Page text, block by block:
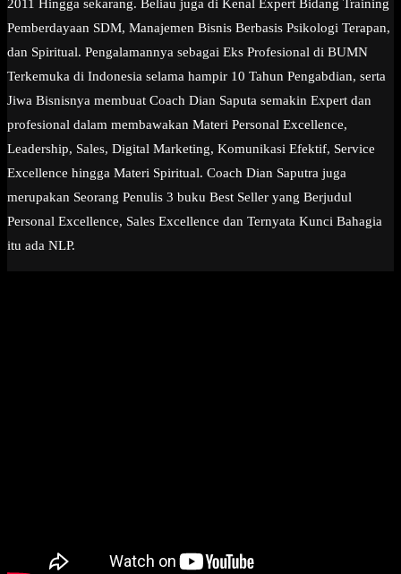
2011 Hingga sekarang. Beliau juga di Kenal Expert Bidang Training
Pemberdayaan SDM, Manajemen Bisnis Berbasis Psikologi Terapan,
dan Spiritual. Pengalamannya sebagai Eks Profesional di BUMN
Terkemuka di Indonesia selama hampir 10 Tahun Pengabdian, serta
Jiwa Bisnisnya membuat Coach Dian Saputa semakin Expert dan
profesional dalam membawakan Materi Personal Excellence,
Leadership, Sales, Digital Marketing, Komunikasi Efektif, Service
Excellence hingga Materi Spiritual. Coach Dian Saputra juga
merupakan Seorang Penulis 3 buku Best Seller yang Berjudul
Personal Excellence, Sales Excellence dan Ternyata Kunci Bahagia
itu ada NLP.